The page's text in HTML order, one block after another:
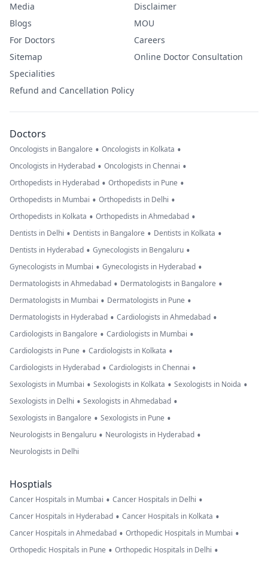
Media
Blogs
For Doctors
Sitemap
Specialities
Refund and Cancellation Policy
Disclaimer
MOU
Careers
Online Doctor Consultation
Doctors
Oncologists in Bangalore • Oncologists in Kolkata •
Oncologists in Hyderabad • Oncologists in Chennai •
Orthopedists in Hyderabad • Orthopedists in Pune •
Orthopedists in Mumbai • Orthopedists in Delhi •
Orthopedists in Kolkata • Orthopedists in Ahmedabad •
Dentists in Delhi • Dentists in Bangalore • Dentists in Kolkata •
Dentists in Hyderabad • Gynecologists in Bengaluru •
Gynecologists in Mumbai • Gynecologists in Hyderabad •
Dermatologists in Ahmedabad • Dermatologists in Bangalore •
Dermatologists in Mumbai • Dermatologists in Pune •
Dermatologists in Hyderabad • Cardiologists in Ahmedabad •
Cardiologists in Bangalore • Cardiologists in Mumbai •
Cardiologists in Pune • Cardiologists in Kolkata •
Cardiologists in Hyderabad • Cardiologists in Chennai •
Sexologists in Mumbai • Sexologists in Kolkata • Sexologists in Noida •
Sexologists in Delhi • Sexologists in Ahmedabad •
Sexologists in Bangalore • Sexologists in Pune •
Neurologists in Bengaluru • Neurologists in Hyderabad •
Neurologists in Delhi
Hosptials
Cancer Hospitals in Mumbai • Cancer Hospitals in Delhi •
Cancer Hospitals in Hyderabad • Cancer Hospitals in Kolkata •
Cancer Hospitals in Ahmedabad • Orthopedic Hospitals in Mumbai •
Orthopedic Hospitals in Pune • Orthopedic Hospitals in Delhi •